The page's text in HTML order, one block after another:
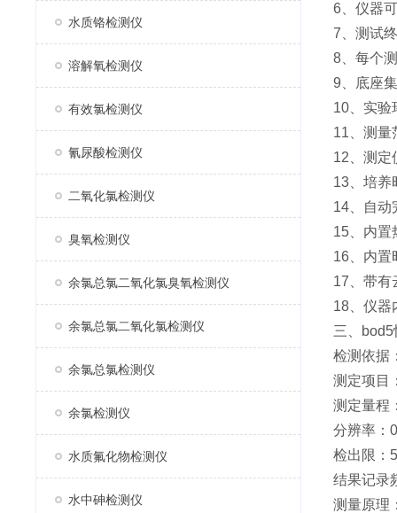
水质铬检测仪
溶解氧检测仪
有效氯检测仪
氰尿酸检测仪
二氧化氯检测仪
臭氧检测仪
余氯总氯二氧化氯臭氧检测仪
余氯总氯二氧化氯检测仪
余氯总氯检测仪
余氯检测仪
水质氟化物检测仪
水中砷检测仪
6、仪器
7、测试
8、每个
9、底座
10、实验
11、测量
12、测定
13、培养
14、自动
15、内置
16、内置
17、带有
18、仪器
三、
检测依据
测定项目
测定量程
分辨率：
检出限：
结果记录
测量原理